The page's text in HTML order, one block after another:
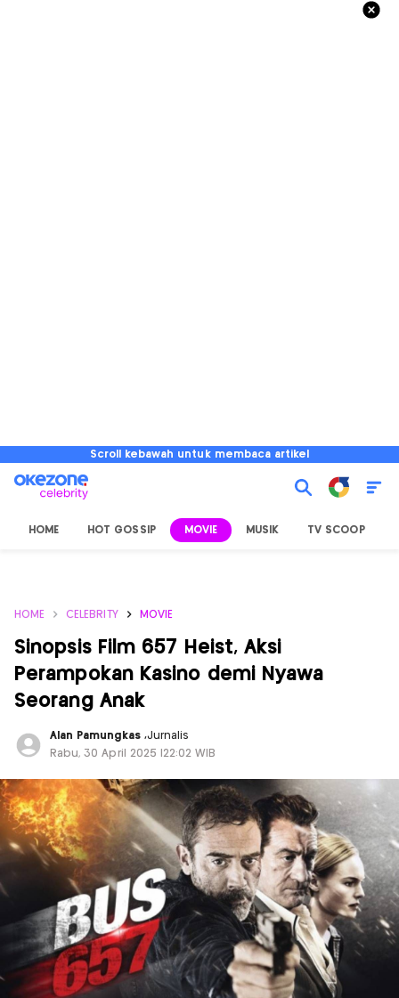
Scroll kebawah untuk membaca artikel
HOME HOT GOSSIP MOVIE MUSIK TV SCOOP
HOME CELEBRITY MOVIE
Sinopsis Film 657 Heist, Aksi
Perampokan Kasino demi Nyawa
Seorang Anak
Alan Pamungkas ,Jurnalis
Rabu, 30 April 2025 |22:02 WIB